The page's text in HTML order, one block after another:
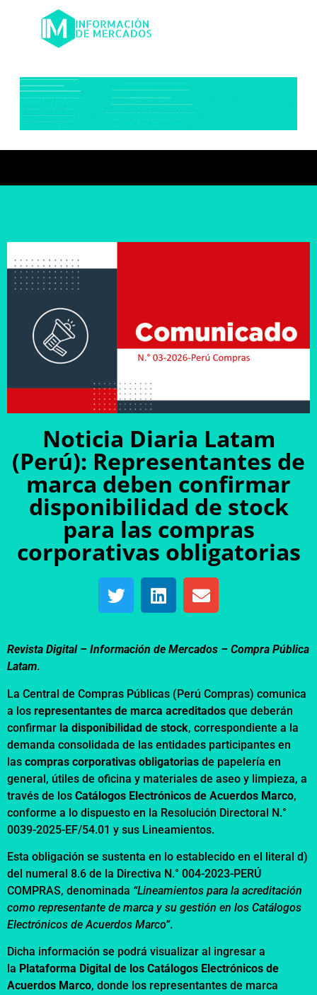
Noticia Diaria Latam
(Perú): Representantes de
marca deben confirmar
disponibilidad de stock
para las compras
corporativas obligatorias
Revista Digital – Información de Mercados – Compra Pública
Latam.
La Central de Compras Públicas (Perú Compras) comunica
a los representantes de marca acreditados que deberán
confirmar la disponibilidad de stock, correspondiente a la
demanda consolidada de las entidades participantes en
las compras corporativas obligatorias de papelería en
general, útiles de oficina y materiales de aseo y limpieza, a
través de los Catálogos Electrónicos de Acuerdos Marco,
conforme a lo dispuesto en la Resolución Directoral N.°
0039-2025-EF/54.01 y sus Lineamientos.
Esta obligación se sustenta en lo establecido en el literal d)
del numeral 8.6 de la Directiva N.° 004-2023-PERÚ
COMPRAS, denominada “Lineamientos para la acreditación
como representante de marca y su gestión en los Catálogos
Electrónicos de Acuerdos Marco”.
Dicha información se podrá visualizar al ingresar a
la Plataforma Digital de los Catálogos Electrónicos de
Acuerdos Marco, donde los representantes de marca